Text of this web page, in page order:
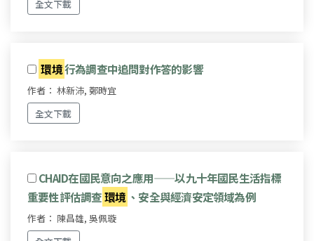
全文下載
環境行為調查中追問對作答的影響
作者： 林新沛, 鄭時宜
全文下載
CHAID在國民意向之應用——以九十年國民生活指標
重要性評估調查環境 、安全與經濟安定領域為例
作者： 陳昌雄, 吳佩璇